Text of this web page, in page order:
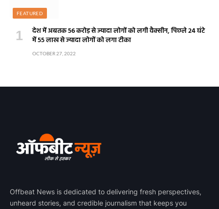
FEATURED
देश में अबतक 56 करोड़ से ज्यादा लोगों को लगी वैक्सीन, पिछले 24 घंटे
में 55 लाख से ज्यादा लोगों को लगा टीका
OCTOBER 27, 2022
Offbeat News is dedicated to delivering fresh perspectives,
unheard stories, and credible journalism that keeps you